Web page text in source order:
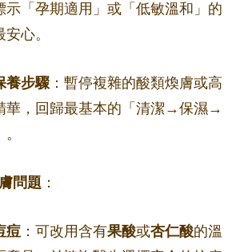
示「孕期適用」或「低敏溫和」的
心。
養步驟 ：暫停複雜的酸類煥膚或高
華，回歸最基本的「清潔→保濕→
問題 ：
痘 ：可改用含有果酸或杏仁酸的溫